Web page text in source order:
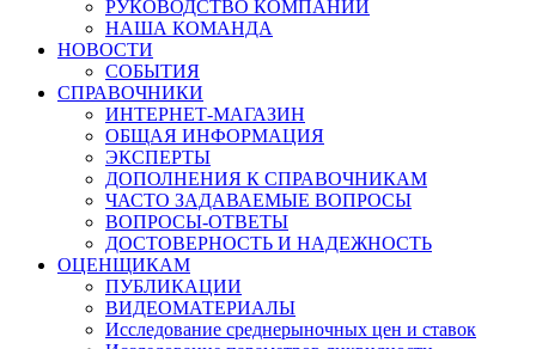
РУКОВОДСТВО КОМПАНИИ
НАША КОМАНДА
НОВОСТИ
СОБЫТИЯ
СПРАВОЧНИКИ
ИНТЕРНЕТ-МАГАЗИН
ОБЩАЯ ИНФОРМАЦИЯ
ЭКСПЕРТЫ
ДОПОЛНЕНИЯ К СПРАВОЧНИКАМ
ЧАСТО ЗАДАВАЕМЫЕ ВОПРОСЫ
ВОПРОСЫ-ОТВЕТЫ
ДОСТОВЕРНОСТЬ И НАДЕЖНОСТЬ
ОЦЕНЩИКАМ
ПУБЛИКАЦИИ
ВИДЕОМАТЕРИАЛЫ
Исследование среднерыночных цен и ставок